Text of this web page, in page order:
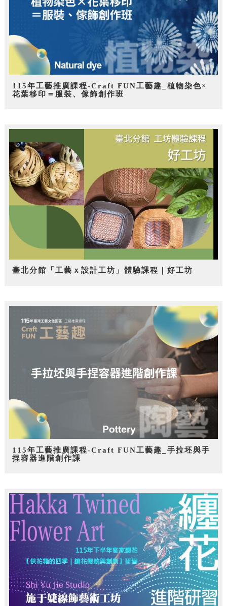
115年工藝推廣課程-Craft FUN工藝趣_植物染色×
花葉移印＝服裝、傢飾創作班
臺北分館「工藝ｘ設計工坊」體驗課程｜好工坊
115年工藝推廣課程-Craft FUN工藝趣_手拉坯與手
捏容器進階創作課